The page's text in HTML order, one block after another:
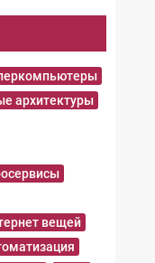
архитектуры
вещей